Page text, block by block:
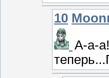
10
А-а-